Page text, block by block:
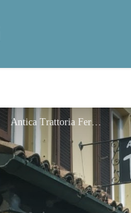
Antica Trattoria Ferrari